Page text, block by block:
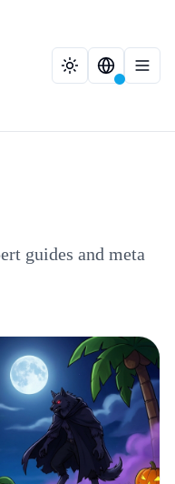
guides and meta